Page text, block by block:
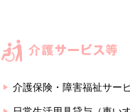
介護保険・障害福祉サー